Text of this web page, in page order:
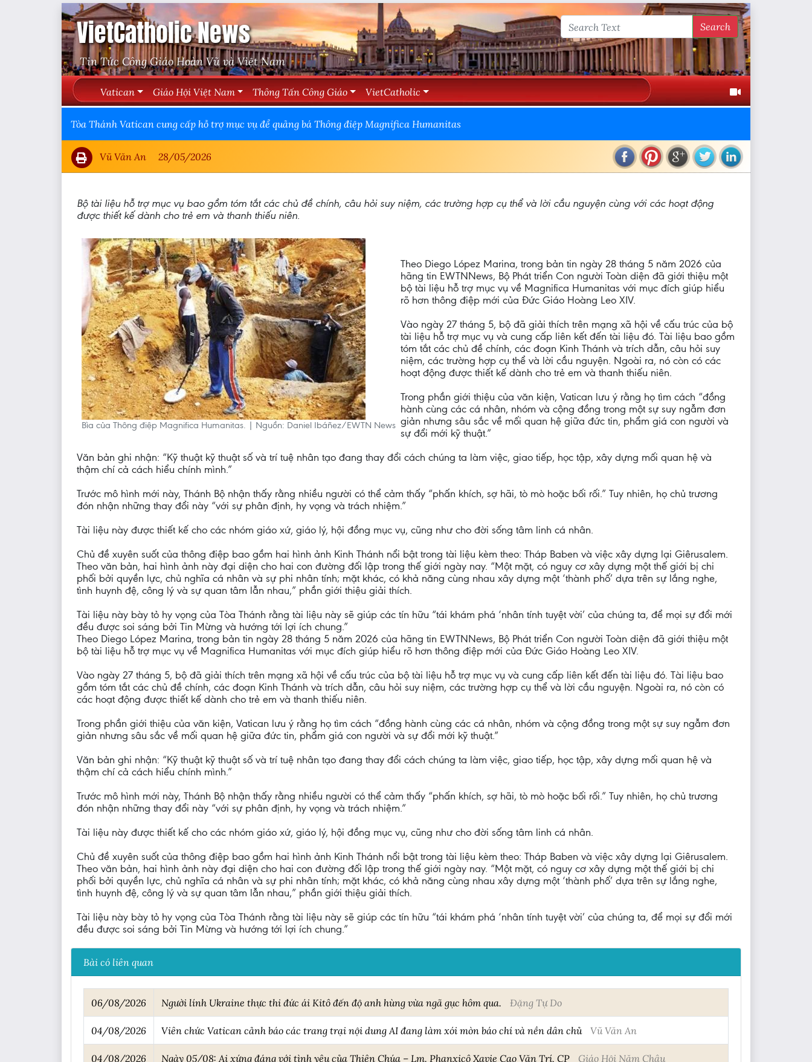
VietCatholic News
Tin Tức Công Giáo Hoàn Vũ và Việt Nam
Search
Vatican Giáo Hội Việt Nam Thông Tấn Công Giáo VietCatholic
Tòa Thánh Vatican cung cấp hỗ trợ mục vụ để quảng bá Thông điệp Magnifica Humanitas
Vũ Văn An 28/05/2026
Bộ tài liệu hỗ trợ mục vụ bao gồm tóm tắt các chủ đề chính, câu hỏi suy niệm, các trường hợp cụ thể và lời cầu nguyện cùng với các hoạt động
được thiết kế dành cho trẻ em và thanh thiếu niên.
Bìa của Thông điệp Magnifica Humanitas. | Nguồn: Daniel Ibáñez/EWTN News
Theo Diego López Marina, trong bản tin ngày 28 tháng 5 năm 2026 của
hãng tin EWTNNews, Bộ Phát triển Con người Toàn diện đã giới thiệu một
bộ tài liệu hỗ trợ mục vụ về Magnifica Humanitas với mục đích giúp hiểu
rõ hơn thông điệp mới của Đức Giáo Hoàng Leo XIV.
Vào ngày 27 tháng 5, bộ đã giải thích trên mạng xã hội về cấu trúc của bộ
tài liệu hỗ trợ mục vụ và cung cấp liên kết đến tài liệu đó. Tài liệu bao gồm
tóm tắt các chủ đề chính, các đoạn Kinh Thánh và trích dẫn, câu hỏi suy
niệm, các trường hợp cụ thể và lời cầu nguyện. Ngoài ra, nó còn có các
hoạt động được thiết kế dành cho trẻ em và thanh thiếu niên.
Trong phần giới thiệu của văn kiện, Vatican lưu ý rằng họ tìm cách “đồng
hành cùng các cá nhân, nhóm và cộng đồng trong một sự suy ngẫm đơn
giản nhưng sâu sắc về mối quan hệ giữa đức tin, phẩm giá con người và
sự đổi mới kỹ thuật.”
Văn bản ghi nhận: “Kỹ thuật kỹ thuật số và trí tuệ nhân tạo đang thay đổi cách chúng ta làm việc, giao tiếp, học tập, xây dựng mối quan hệ và
thậm chí cả cách hiểu chính mình.”
Trước mô hình mới này, Thánh Bộ nhận thấy rằng nhiều người có thể cảm thấy “phấn khích, sợ hãi, tò mò hoặc bối rối.” Tuy nhiên, họ chủ trương
đón nhận những thay đổi này “với sự phân định, hy vọng và trách nhiệm.”
Tài liệu này được thiết kế cho các nhóm giáo xứ, giáo lý, hội đồng mục vụ, cũng như cho đời sống tâm linh cá nhân.
Chủ đề xuyên suốt của thông điệp bao gồm hai hình ảnh Kinh Thánh nổi bật trong tài liệu kèm theo: Tháp Baben và việc xây dựng lại Giêrusalem.
Theo văn bản, hai hình ảnh này đại diện cho hai con đường đối lập trong thế giới ngày nay. “Một mặt, có nguy cơ xây dựng một thế giới bị chi
phối bởi quyền lực, chủ nghĩa cá nhân và sự phi nhân tính; mặt khác, có khả năng cùng nhau xây dựng một ‘thành phố’ dựa trên sự lắng nghe,
tình huynh đệ, công lý và sự quan tâm lẫn nhau,” phần giới thiệu giải thích.
Tài liệu này bày tỏ hy vọng của Tòa Thánh rằng tài liệu này sẽ giúp các tín hữu “tái khám phá ‘nhân tính tuyệt vời’ của chúng ta, để mọi sự đổi mới
đều được soi sáng bởi Tin Mừng và hướng tới lợi ích chung.”
Theo Diego López Marina, trong bản tin ngày 28 tháng 5 năm 2026 của hãng tin EWTNNews, Bộ Phát triển Con người Toàn diện đã giới thiệu một
bộ tài liệu hỗ trợ mục vụ về Magnifica Humanitas với mục đích giúp hiểu rõ hơn thông điệp mới của Đức Giáo Hoàng Leo XIV.
Vào ngày 27 tháng 5, bộ đã giải thích trên mạng xã hội về cấu trúc của bộ tài liệu hỗ trợ mục vụ và cung cấp liên kết đến tài liệu đó. Tài liệu bao
gồm tóm tắt các chủ đề chính, các đoạn Kinh Thánh và trích dẫn, câu hỏi suy niệm, các trường hợp cụ thể và lời cầu nguyện. Ngoài ra, nó còn có
các hoạt động được thiết kế dành cho trẻ em và thanh thiếu niên.
Trong phần giới thiệu của văn kiện, Vatican lưu ý rằng họ tìm cách “đồng hành cùng các cá nhân, nhóm và cộng đồng trong một sự suy ngẫm đơn
giản nhưng sâu sắc về mối quan hệ giữa đức tin, phẩm giá con người và sự đổi mới kỹ thuật.”
Văn bản ghi nhận: “Kỹ thuật kỹ thuật số và trí tuệ nhân tạo đang thay đổi cách chúng ta làm việc, giao tiếp, học tập, xây dựng mối quan hệ và
thậm chí cả cách hiểu chính mình.”
Trước mô hình mới này, Thánh Bộ nhận thấy rằng nhiều người có thể cảm thấy “phấn khích, sợ hãi, tò mò hoặc bối rối.” Tuy nhiên, họ chủ trương
đón nhận những thay đổi này “với sự phân định, hy vọng và trách nhiệm.”
Tài liệu này được thiết kế cho các nhóm giáo xứ, giáo lý, hội đồng mục vụ, cũng như cho đời sống tâm linh cá nhân.
Chủ đề xuyên suốt của thông điệp bao gồm hai hình ảnh Kinh Thánh nổi bật trong tài liệu kèm theo: Tháp Baben và việc xây dựng lại Giêrusalem.
Theo văn bản, hai hình ảnh này đại diện cho hai con đường đối lập trong thế giới ngày nay. “Một mặt, có nguy cơ xây dựng một thế giới bị chi
phối bởi quyền lực, chủ nghĩa cá nhân và sự phi nhân tính; mặt khác, có khả năng cùng nhau xây dựng một ‘thành phố’ dựa trên sự lắng nghe,
tình huynh đệ, công lý và sự quan tâm lẫn nhau,” phần giới thiệu giải thích.
Tài liệu này bày tỏ hy vọng của Tòa Thánh rằng tài liệu này sẽ giúp các tín hữu “tái khám phá ‘nhân tính tuyệt vời’ của chúng ta, để mọi sự đổi mới
đều được soi sáng bởi Tin Mừng và hướng tới lợi ích chung.”
Bài có liên quan
06/08/2026 Người lính Ukraine thực thi đức ái Kitô đến độ anh hùng vừa ngã gục hôm qua. Đặng Tự Do
04/08/2026 Viên chức Vatican cảnh báo các trang trại nội dung AI đang làm xói mòn báo chí và nền dân chủ Vũ Văn An
04/08/2026 Ngày 05/08: Ai xứng đáng với tình yêu của Thiên Chúa – Lm. Phanxicô Xavie Cao Văn Trí, CP Giáo Hội Năm Châu